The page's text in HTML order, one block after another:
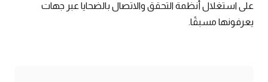
على استغلال أنظمة التحقق والاتصال بالضحايا عبر جهات
يعرفونها مسبقًا.